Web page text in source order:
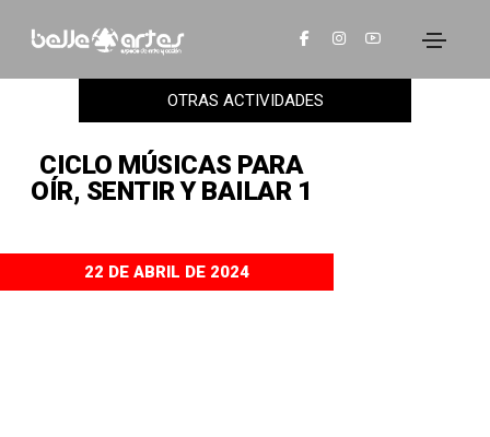
OTRAS ACTIVIDADES
CICLO MÚSICAS PARA
OÍR, SENTIR Y BAILAR 1
22 DE ABRIL DE 2024